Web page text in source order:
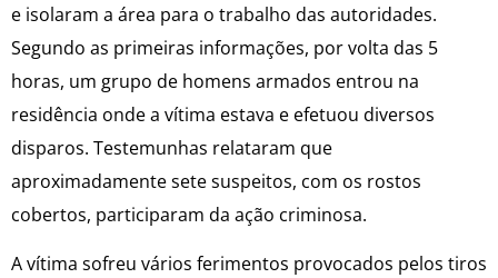
e isolaram a área para o trabalho das autoridades.
Segundo as primeiras informações, por volta das 5
horas, um grupo de homens armados entrou na
residência onde a vítima estava e efetuou diversos
disparos. Testemunhas relataram que
aproximadamente sete suspeitos, com os rostos
cobertos, participaram da ação criminosa.
A vítima sofreu vários ferimentos provocados pelos tiros